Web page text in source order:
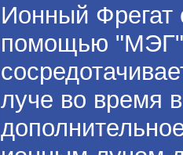
Ионный Фрегат
помощью "МЭГ"
луче во время